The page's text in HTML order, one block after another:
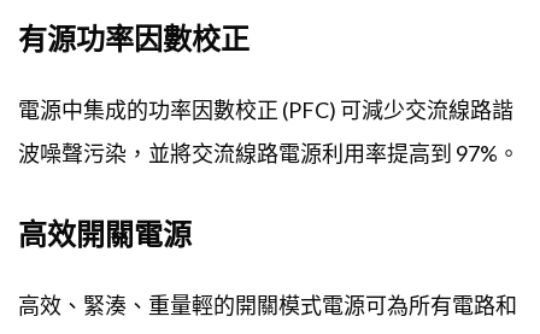
有源功率因數校正
電源中集成的功率因數校正 (PFC) 可減少交流線路諧
波噪聲污染，並將交流線路電源利用率提高到 97%。
高效開關電源
高效、緊湊、重量輕的開關模式電源可為所有電路和